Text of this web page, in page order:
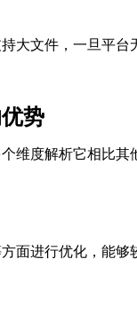
大文件，一旦平
势
维度解析它相比其
面进行优化，能